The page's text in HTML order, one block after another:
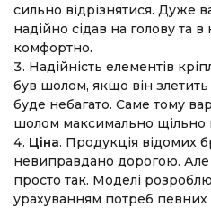
сильно відрізнятися. Дуже
надійно сідав на голову та
комфортно.
Надійність елементів
був шолом, якщо він злетить
буде небагато. Саме тому
шолом максимально щільно
Ціна. Продукція відомих
невиправдано дорогою. Але
просто так. Моделі
урахуванням потреб